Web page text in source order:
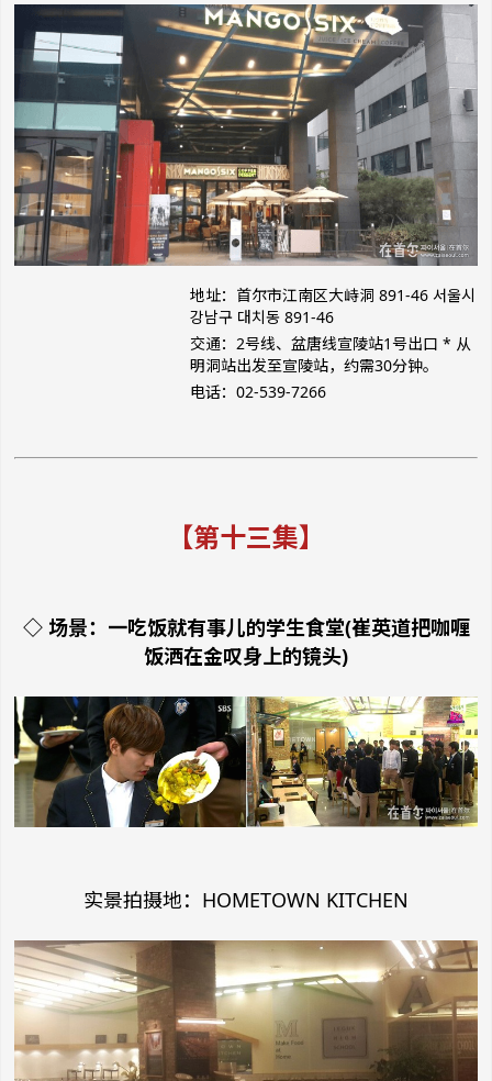
地址：首尔市江南区大峙洞 891-46 서울시
강남구 대치동 891-46
交通：2号线、盆唐线宣陵站1号出口 * 从
明洞站出发至宣陵站，约需30分钟。
电话：02-539-7266
【第十三集】
◇ 场景：一吃饭就有事儿的学生食堂(崔英道把咖喱
饭洒在金叹身上的镜头)
实景拍摄地：HOMETOWN KITCHEN